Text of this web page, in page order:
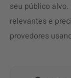
seu público
relevantes e
provedores